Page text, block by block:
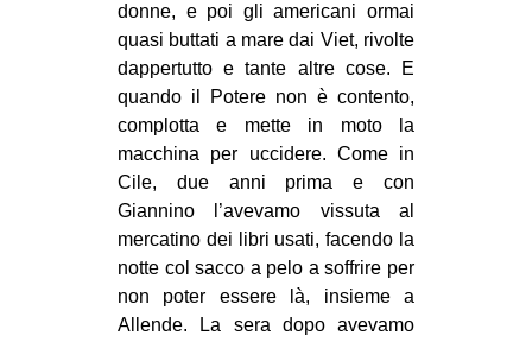
donne, e poi gli americani ormai
quasi buttati a mare dai Viet, rivolte
dappertutto e tante altre cose. E
quando il Potere non è contento,
complotta e mette in moto la
macchina per uccidere. Come in
Cile, due anni prima e con
Giannino l’avevamo vissuta al
mercatino dei libri usati, facendo la
notte col sacco a pelo a soffrire per
non poter essere là, insieme a
Allende. La sera dopo avevamo